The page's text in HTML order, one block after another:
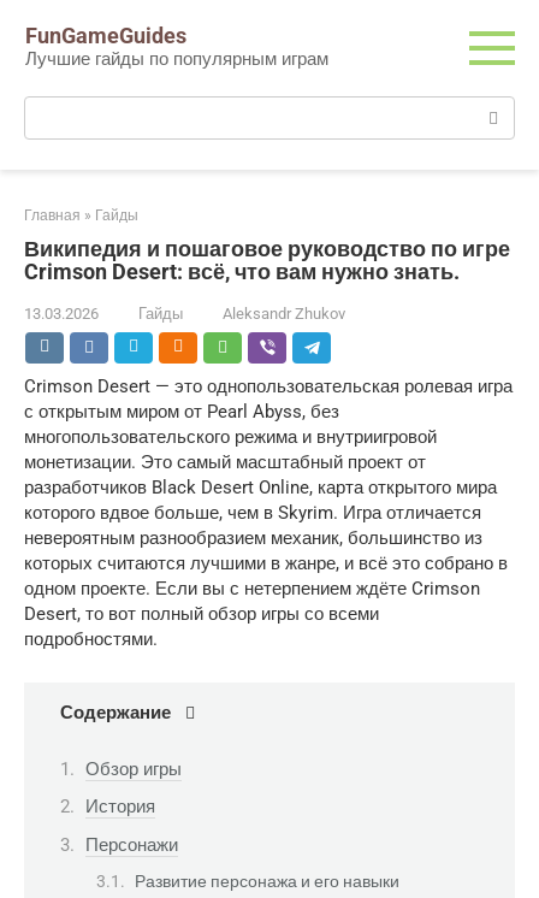
контенту
FunGameGuides
Лучшие гайды по популярным играм
Поиск:
Главная » Гайды
Википедия и пошаговое руководство по игре
Crimson Desert: всё, что вам нужно знать.
13.03.2026 Гайды Aleksandr Zhukov
Crimson Desert — это однопользовательская ролевая игра
с открытым миром от Pearl Abyss, без
многопользовательского режима и внутриигровой
монетизации. Это самый масштабный проект от
разработчиков Black Desert Online, карта открытого мира
которого вдвое больше, чем в Skyrim. Игра отличается
невероятным разнообразием механик, большинство из
которых считаются лучшими в жанре, и всё это собрано в
одном проекте. Если вы с нетерпением ждёте Crimson
Desert, то вот полный обзор игры со всеми
подробностями.
Содержание
Обзор игры
История
Персонажи
Развитие персонажа и его навыки